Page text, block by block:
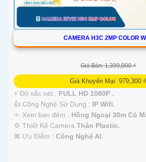
CAMERA H3C 2MP COLOR
Giá Bán: 1,399,000 ₫
Giá Khuyến Mại: 979,300 ₫
️⚡ Độ sắc nét : FULL HD 1080P .
👍 Công Nghệ Sử Dụng : IP Wifi.
🔅 Xem ban đêm : Hồng Ngoại 30m Có
💢 Thiết Kế Camera Thân Plastic.
️⌘ Ưu Điểm : Công Nghệ AI.